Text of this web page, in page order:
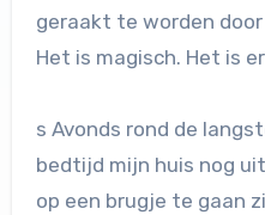
geraakt te worden
Het is magisch. Het is
s Avonds rond de
bedtijd mijn huis nog
op een brugje te gaan